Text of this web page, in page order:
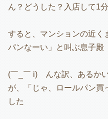
ん？どうした？入店して1
すると、マンションの近
パンなーい」と叫ぶ息子殿
(￣_￣ i) んな訳、あるか
が、「じゃ、ロールパン買
した